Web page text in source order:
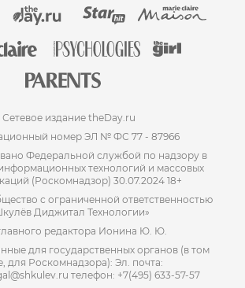
Сетевое издание theDay.ru
номер ЭЛ № ФС 77 - 87966
Федеральной службой по надзору в
технологий и массовых
(Роскомнадзор) 30.07.2024 18+
с ограниченной ответственностью
Диджитал Технологии»
редактора Ионина Ю. Ю.
для государственных органов (в том
для Роскомнадзора): Эл. почта:
телефон: +7(495) 633-57-57